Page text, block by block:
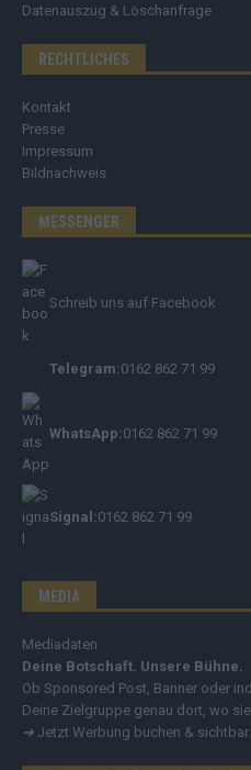
Datenauszug & Löschanfrage
RECHTLICHES
Kontakt
Presse
Impressum
Bildnachweis
MESSENGER
Schreib uns auf Facebook
Telegram:0162 862 71 99
WhatsApp:0162 862 71 99
Signal:0162 862 71 99
MEDIA
Mediadaten
Deine Botschaft. Unsere Bühne.
Ob Sponsored Post, Banner oder
Deine Zielgruppe genau dort, wo sie
➔ Jetzt Werbung buchen & sichtbar